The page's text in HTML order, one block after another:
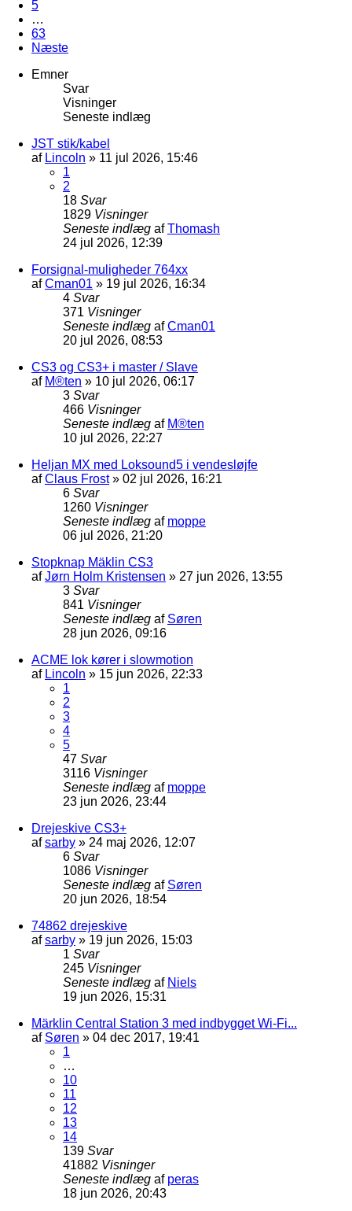
5
…
63
Næste
Emner
Svar
Visninger
Seneste indlæg
JST stik/kabel
af Lincoln » 11 jul 2026, 15:46
1
2
18 Svar
1829 Visninger
Seneste indlæg afThomash
24 jul 2026, 12:39
Forsignal-muligheder 764xx
afCman01 » 19 jul 2026, 16:34
4 Svar
371 Visninger
Seneste indlæg afCman01
20 jul 2026, 08:53
CS3 og CS3+ i master / Slave
af M®ten » 10 jul 2026, 06:17
3 Svar
466 Visninger
Seneste indlæg af M®ten
10 jul 2026, 22:27
Heljan MX med Loksound5 i vendesløjfe
afClaus Frost» 02 jul 2026, 16:21
6 Svar
1260 Visninger
Seneste indlæg af moppe
06 jul 2026, 21:20
Stopknap Mäklin CS3
afJørn Holm Kristensen » 27 jun 2026, 13:55
3 Svar
841 Visninger
Seneste indlæg af Søren
28 jun 2026, 09:16
ACME lok kører i slowmotion
af Lincoln » 15 jun 2026, 22:33
1
2
3
4
5
47 Svar
3116 Visninger
Seneste indlæg af moppe
23 jun 2026, 23:44
Drejeskive CS3+
afsarby » 24 maj 2026, 12:07
6 Svar
1086 Visninger
Seneste indlæg af Søren
20 jun 2026, 18:54
74862 drejeskive
afsarby » 19 jun 2026, 15:03
1 Svar
245 Visninger
Seneste indlæg af Niels
19 jun 2026, 15:31
Märklin Central Station 3 med indbygget Wi-Fi...
af Søren » 04 dec 2017, 19:41
1
…
10
11
12
13
14
139 Svar
41882 Visninger
Seneste indlæg af peras
18 jun 2026, 20:43